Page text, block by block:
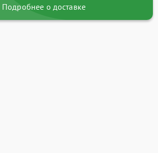
Подробнее о доставке